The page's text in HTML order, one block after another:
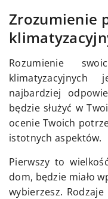
Zrozumienie
Rozumienie
najbardziej
będzie służyć w
ocenie Twoich
istotnych aspektów.
Pierwszy to
dom, będzie miało
wybierzesz.